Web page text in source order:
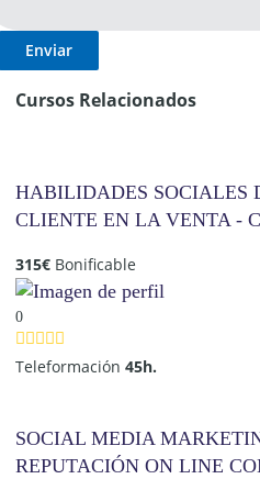
Cursos Relacionados
HABILIDADES SOCIALES
CLIENTE EN LA VENTA -
315€ Bonificable
0
Teleformación45h.
SOCIAL MEDIA
REPUTACIÓN ON LINE